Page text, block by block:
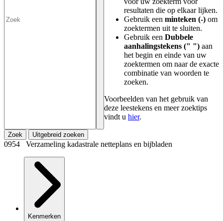
resultaten die op elkaar lijken.
Gebruik een minteken (-) om
zoektermen uit te sluiten.
Gebruik een Dubbele
aanhalingstekens (" ") aan
het begin en einde van uw
zoektermen om naar de exacte
combinatie van woorden te
zoeken.
Voorbeelden van het gebruik van
deze leestekens en meer zoektips
vindt u hier.
Zoek Uitgebreid zoeken
0954 Verzameling kadastrale netteplans en bijbladen
Kenmerken